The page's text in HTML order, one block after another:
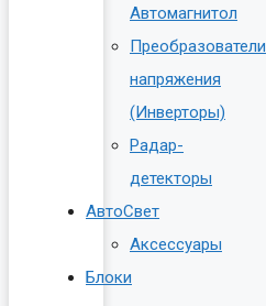
Автомагнитол
Преобразователи
напряжения
(Инверторы)
Радар-
детекторы
АвтоСвет
Аксессуары
Блоки